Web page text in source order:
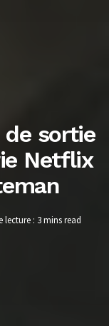
de sortie
Netflix
lecture : 3 mins read